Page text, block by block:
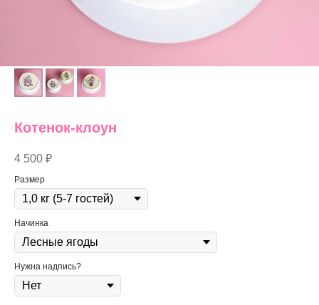
Котенок-клоун
4 500 ₽
Размер
Начинка
Нужна надпись?